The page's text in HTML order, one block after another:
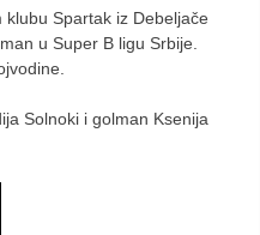
Spartak iz Debeljače
u Super B ligu Srbije.
Solnoki i golman Ksenija